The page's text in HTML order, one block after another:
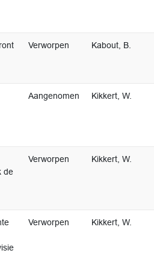
Verworpen Kabout, B.
Aangenomen Kikkert, W.
de
Verworpen Kikkert, W.
Verworpen Kikkert, W.